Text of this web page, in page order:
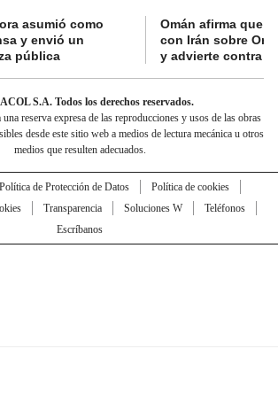
asumió como
y envió un
pública
Omán afirma que
con Irán sobre
y advierte contra
S.A. Todos los derechos reservados.
reserva expresa de las reproducciones y usos de las obras
desde este sitio web a medios de lectura mecánica u otros
medios que resulten adecuados.
Política de Protección de Datos
Política de cookies
Transparencia Soluciones W
Teléfonos
Escríbanos